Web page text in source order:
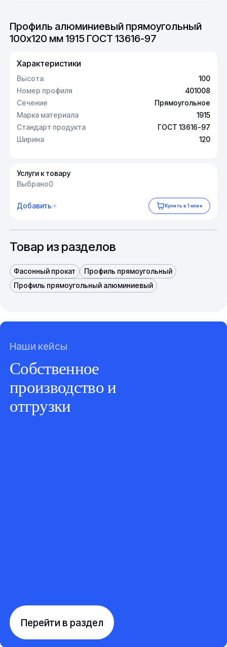
Профиль алюминиевый прямоугольный
100х120 мм 1915 ГОСТ 13616-97
Характеристики
Высота
100
Номер профиля
401008
Сечение
Прямоугольное
Марка материала
1915
Стандарт продукта
ГОСТ 13616-97
Ширина
120
Услуги к товару
Выбрано0
Добавить Купить в 1 клик
Товар из разделов
Фасонный прокат
Профиль прямоугольный
Профиль прямоугольный алюминиевый
Наши кейсы
Собственное
производство и
отгрузки
Перейти в раздел